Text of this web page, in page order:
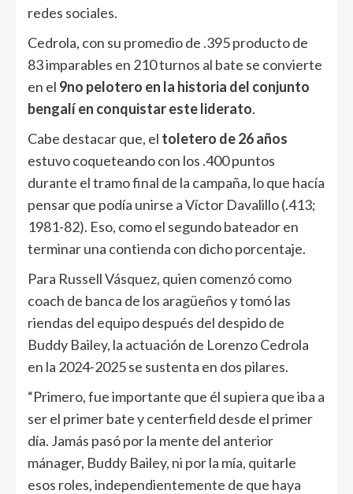
redes sociales.
Cedrola, con su promedio de .395 producto de
83 imparables en 210 turnos al bate se convierte
en el 9no pelotero en la historia del conjunto
bengalí en conquistar este liderato.
Cabe destacar que, el toletero de 26 años
estuvo coqueteando con los .400 puntos
durante el tramo final de la campaña, lo que hacía
pensar que podía unirse a Víctor Davalillo (.413;
1981-82). Eso, como el segundo bateador en
terminar una contienda con dicho porcentaje.
Para Russell Vásquez, quien comenzó como
coach de banca de los aragüeños y tomó las
riendas del equipo después del despido de
Buddy Bailey, la actuación de Lorenzo Cedrola
en la 2024-2025 se sustenta en dos pilares.
“Primero, fue importante que él supiera que iba a
ser el primer bate y centerfield desde el primer
día. Jamás pasó por la mente del anterior
mánager, Buddy Bailey, ni por la mía, quitarle
esos roles, independientemente de que haya